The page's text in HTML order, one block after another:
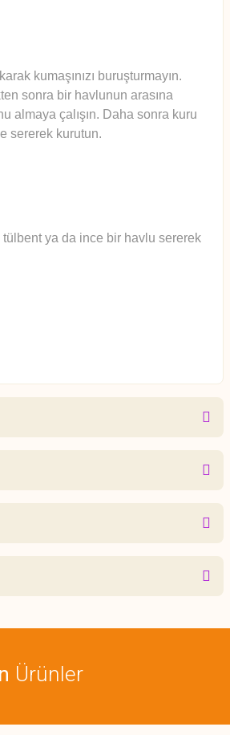
kumaşınızı buruşturmayın.
sonra bir havlunun arasına
almaya çalışın. Daha sonra kuru
sererek kurutun.
tülbent ya da ince bir havlu sererek
ürün açıklamalarında ve diğer konularda
öneri formunu kullanarak tarafımıza
bilgiler bulunuyor.
Ürünler